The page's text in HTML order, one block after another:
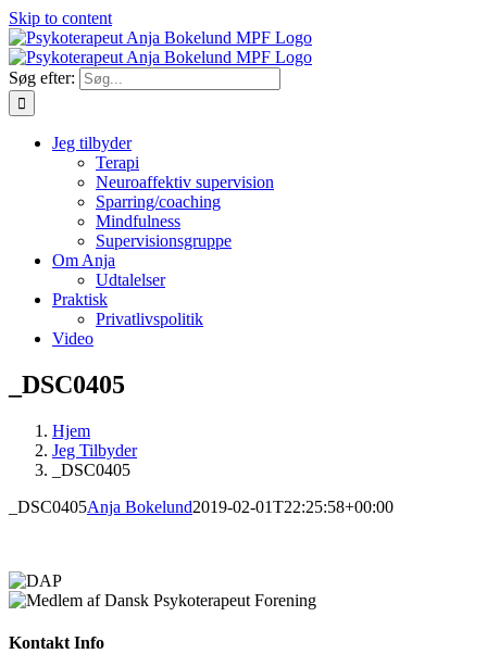
Skip to content
Søg efter:
Jeg tilbyder
Terapi
Neuroaffektiv supervision
Sparring/coaching
Mindfulness
Supervisionsgruppe
Om Anja
Udtalelser
Praktisk
Privatlivspolitik
Video
_DSC0405
Hjem
Jeg Tilbyder
_DSC0405
_DSC0405Anja Bokelund2019-02-01T22:25:58+00:00
Kontakt Info